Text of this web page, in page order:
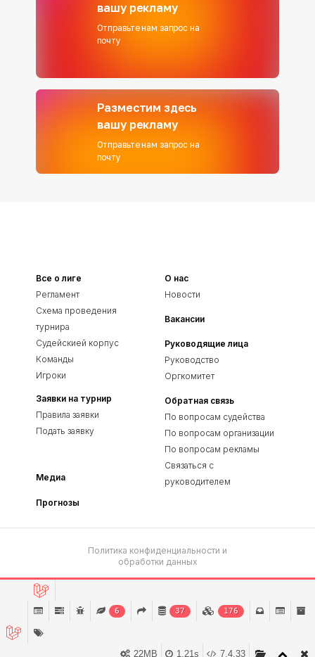
вашу рекламу
Отправьте нам запрос на
почту
Разместим здесь
вашу рекламу
Отправьте нам запрос на
почту
Все о лиге
Регламент
Схема проведения
турнира
Судейскией корпус
Команды
Игроки
Заявки на турнир
Правила заявки
Подать заявку
Медиа
Прогнозы
О нас
Новости
Вакансии
Руководящие лица
Руководство
Оргкомитет
Обратная связь
По вопросам судейства
По вопросам организации
По вопросам рекламы
Связаться с
руководителем
Политика конфиденциальности и
обработки данных
Сайт разработан в SEO Lebedev
6 37 176
7.4.33
1.21s
22MB